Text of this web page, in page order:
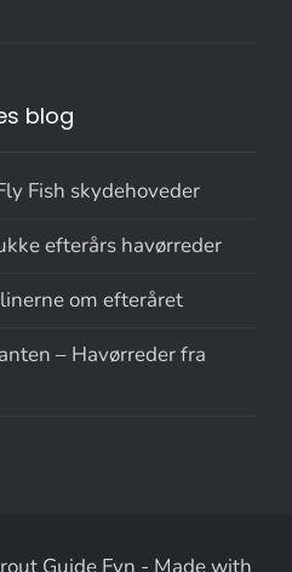
blog
Fish skydehoveder
efterårs havørreder
om efteråret
– Havørreder fra